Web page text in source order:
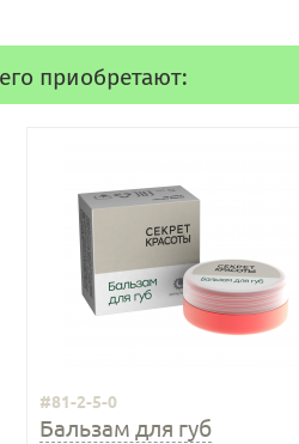
приобретают:
#81-2-5-0
Бальзам для губ